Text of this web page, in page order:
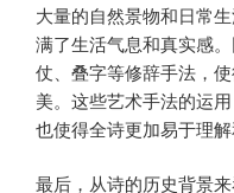
大量的自然景物和日常
满了生活气息和真实感
仗、叠字等修辞手法，
美。这些艺术手法的运
也使得全诗更加易于理解
最后，从诗的历史背景